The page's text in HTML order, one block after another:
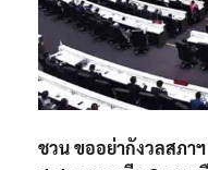
ชวน ขออย่ากังวลสภา